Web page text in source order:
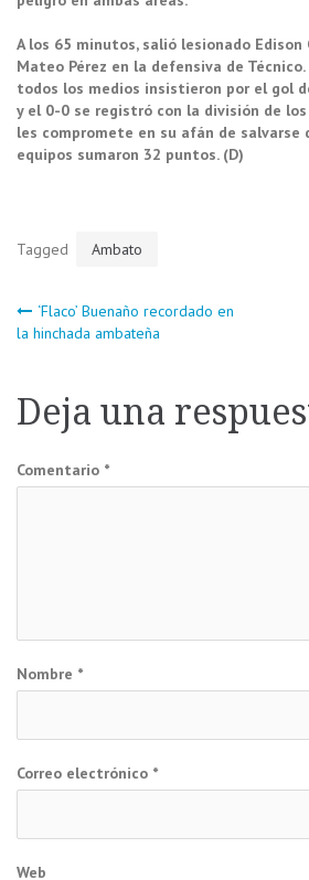
A los 65 minutos, salió lesionado Edison
Mateo Pérez en la defensiva de
todos los medios insistieron por el gol
y el 0-0 se registró con la división de
les compromete en su afán de salvarse
equipos sumaron 32 puntos. (D)
Tagged Ambato
Navegación
entradas
‘Flaco’ Buenaño recordado en
la hinchada ambateña
Deja una
Comentario *
Nombre *
Correo electrónico *
Web